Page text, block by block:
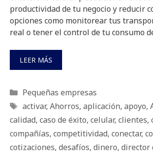
productividad de tu negocio y reducir
opciones como monitorear tus
real o tener el control de tu consumo
LEER MÁS
Categorías
Pequeñas empresas
Etiquetas
activar, Ahorros, aplicación, apoyo,
calidad, caso de éxito, celular, clientes,
compañías, competitividad, conectar,
cotizaciones, desafíos, dinero, director